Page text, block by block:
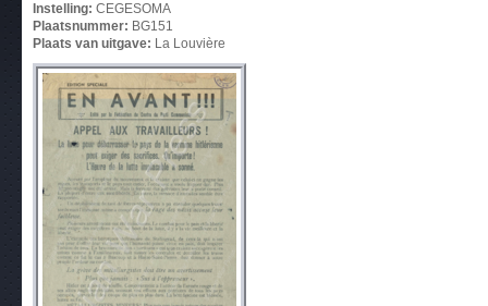
Instelling: CEGESOMA
Plaatsnummer: BG151
Plaats van uitgave: La Louvière